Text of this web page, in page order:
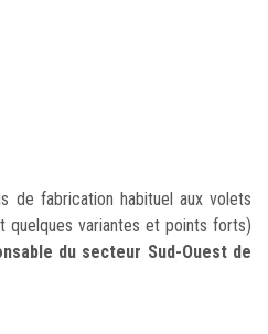
de fabrication habituel aux volets
quelques variantes et points forts)
du secteur Sud-Ouest de